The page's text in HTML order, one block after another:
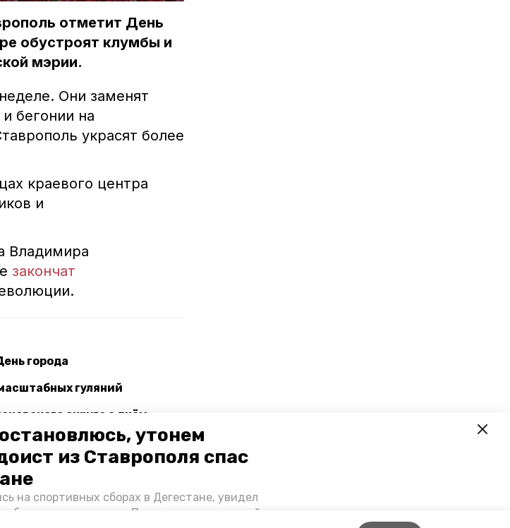
утонем
из Ставрополя спас
на спортивных сборах в Дегестане, увидел
бросился на помощь. По возвращении домой,
отметит День
обустроят клумбы и
мэрии.
Они заменят
бегонии на
украсят более
краевого центра
и
Владимира
закончат
города
гуляний
округа с днём